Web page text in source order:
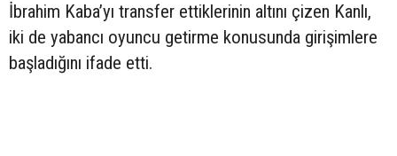
İbrahim Kaba’yı transfer ettiklerinin altını çizen Kanlı,
iki de yabancı oyuncu getirme konusunda girişimlere
başladığını ifade etti.